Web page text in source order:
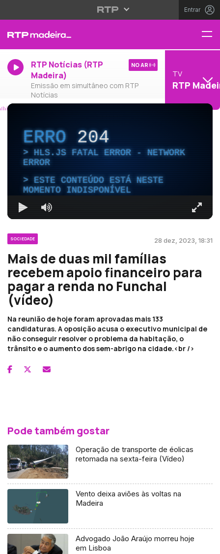
Entrar
RTP Notícias (RTP
Madeira)
Emissão em simultâneo com RTP
Notícias
NO AR
TV
RTP
ERRO204
HLS.JS FATAL ERROR - NETWORK
ERROR
ESTE CONTEÚDO ESTÁ NESTE
MOMENTO INDISPONÍVEL
SOCIEDADE 28 dez, 2023, 18:31
Mais de duas mil famílias
recebem apoio financeiro para
pagar a renda no Funchal
(vídeo)
Na reunião de hoje foram aprovadas mais 133
candidaturas. A oposição acusa o executivo municipal de
não conseguir resolver o problema da habitação, o
trânsito e o aumento dos sem-abrigo na cidade.<br />
Pode também gostar
Operação de transporte de éolicas
retomada na sexta-feira (Vídeo)
Vento deixa aviões às voltas na
Madeira
Advogado João Araújo morreu hoje
em Lisboa